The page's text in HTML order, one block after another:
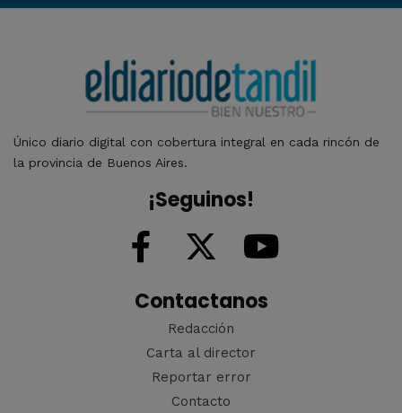
Único diario digital con cobertura integral en cada rincón de
la provincia de Buenos Aires.
¡Seguinos!
Contactanos
Redacción
Carta al director
Reportar error
Contacto